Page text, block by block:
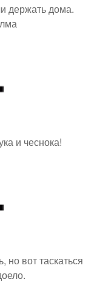
держать дома.
и чеснока!
но вот таскаться